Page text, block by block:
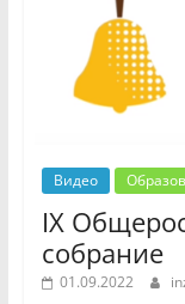
Видео
IX
собрание
01.09.2022